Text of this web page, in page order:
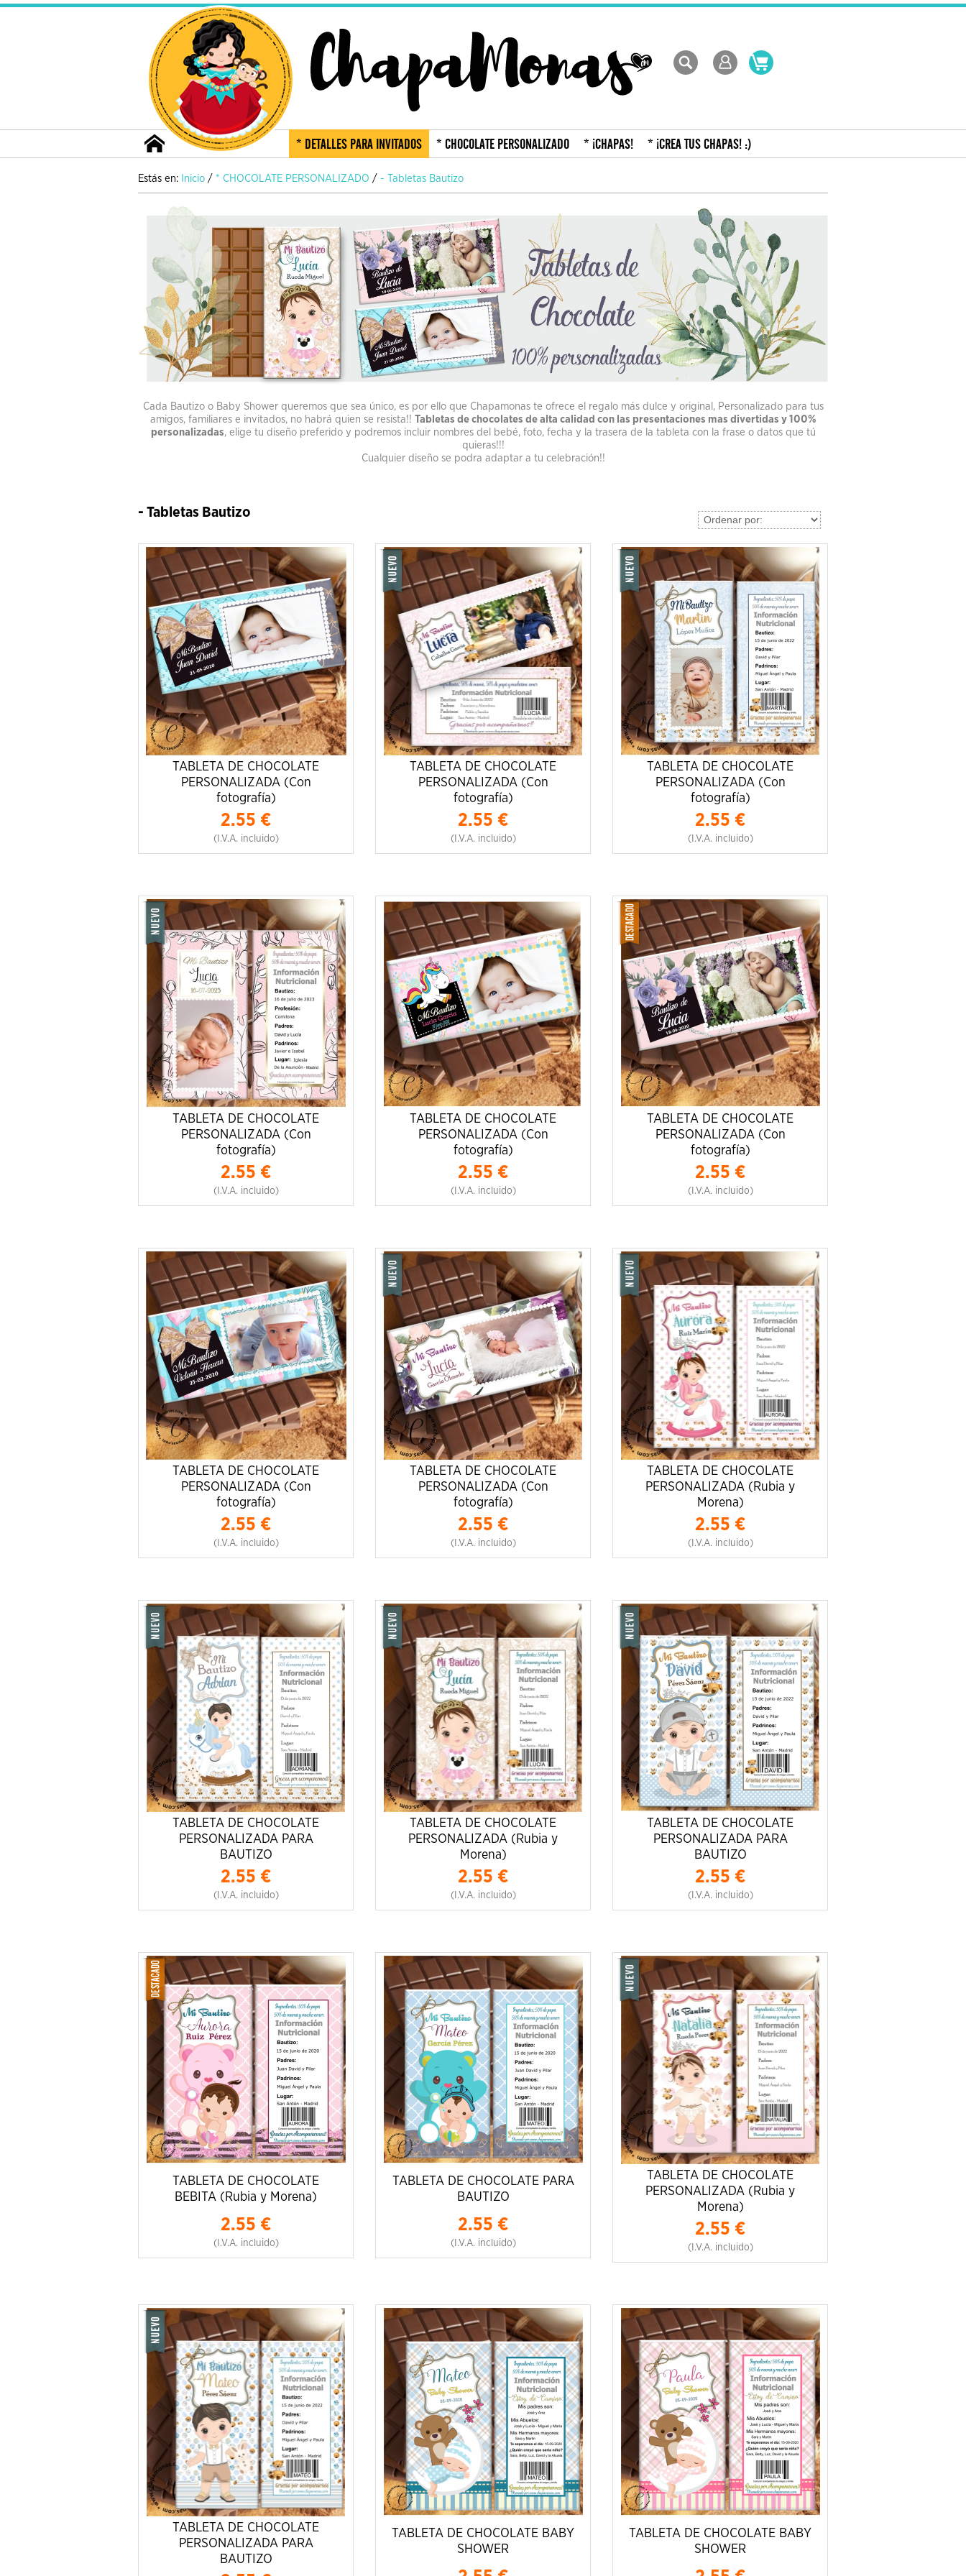
* DETALLES PARA INVITADOS * CHOCOLATE PERSONALIZADO * ¡CHAPAS! * ¡CREA TUS CHAPAS! :)
Estás en: Inicio / * CHOCOLATE PERSONALIZADO / - Tabletas Bautizo
Cada Bautizo o Baby Shower queremos que sea único, es por ello que Chapamonas te ofrece el regalo más dulce y original, Personalizado para tus
amigos, familiares e invitados, no habrá quien se resista!! Tabletas de chocolates de alta calidad con las presentaciones mas divertidas y 100%
personalizadas, elige tu diseño preferido y podremos incluir nombres del bebé, foto, fecha y la trasera de la tableta con la frase o datos que tú
quieras!!!
Cualquier diseño se podra adaptar a tu celebración!!
- Tabletas Bautizo
TABLETA DE CHOCOLATE
PERSONALIZADA (Con
fotografía)
2.55 €
(I.V.A. incluido)
TABLETA DE CHOCOLATE
PERSONALIZADA (Con
fotografía)
2.55 €
(I.V.A. incluido)
TABLETA DE CHOCOLATE
PERSONALIZADA (Con
fotografía)
2.55 €
(I.V.A. incluido)
TABLETA DE CHOCOLATE
PERSONALIZADA (Con
fotografía)
2.55 €
(I.V.A. incluido)
TABLETA DE CHOCOLATE
PERSONALIZADA (Con
fotografía)
2.55 €
(I.V.A. incluido)
TABLETA DE CHOCOLATE
PERSONALIZADA (Con
fotografía)
2.55 €
(I.V.A. incluido)
TABLETA DE CHOCOLATE
PERSONALIZADA (Con
fotografía)
2.55 €
(I.V.A. incluido)
TABLETA DE CHOCOLATE
PERSONALIZADA (Con
fotografía)
2.55 €
(I.V.A. incluido)
TABLETA DE CHOCOLATE
PERSONALIZADA (Rubia y
Morena)
2.55 €
(I.V.A. incluido)
TABLETA DE CHOCOLATE
PERSONALIZADA PARA
BAUTIZO
2.55 €
(I.V.A. incluido)
TABLETA DE CHOCOLATE
PERSONALIZADA (Rubia y
Morena)
2.55 €
(I.V.A. incluido)
TABLETA DE CHOCOLATE
PERSONALIZADA PARA
BAUTIZO
2.55 €
(I.V.A. incluido)
TABLETA DE CHOCOLATE
BEBITA (Rubia y Morena)
2.55 €
(I.V.A. incluido)
TABLETA DE CHOCOLATE PARA
BAUTIZO
2.55 €
(I.V.A. incluido)
TABLETA DE CHOCOLATE
PERSONALIZADA (Rubia y
Morena)
2.55 €
(I.V.A. incluido)
TABLETA DE CHOCOLATE
PERSONALIZADA PARA
BAUTIZO
TABLETA DE CHOCOLATE BABY
SHOWER
TABLETA DE CHOCOLATE BABY
SHOWER